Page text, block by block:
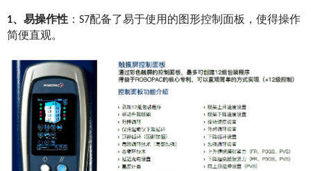
1、 易操作性 ：S7配备了易于使用的图形控制面板，使得操作
简便直观。